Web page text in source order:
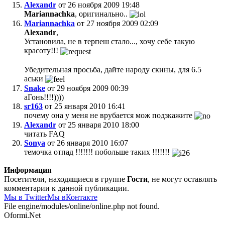
Alexandr от 26 ноября 2009 19:48
Mariannachka, оригинально..
Mariannachka от 27 ноября 2009 02:09
Alexandr,
Установила, не в терпеш стало..., хочу себе такую
красоту!!!
Убедительная просьба, дайте народу скины, для 6.5
аськи
Snake от 29 ноября 2009 00:39
аГонь!!!!))))
sr163 от 25 января 2010 16:41
почему она у меня не врубается мож подзкажите
Alexandr от 25 января 2010 18:00
читать FAQ
Sonya от 26 января 2010 16:07
темочка отпад !!!!!!! побольше таких !!!!!!!
Информация
Посетители, находящиеся в группе Гости, не могут оставлять
комментарии к данной публикации.
Мы в TwitterМы вКонтакте
File engine/modules/online/online.php not found.
Oformi.Net